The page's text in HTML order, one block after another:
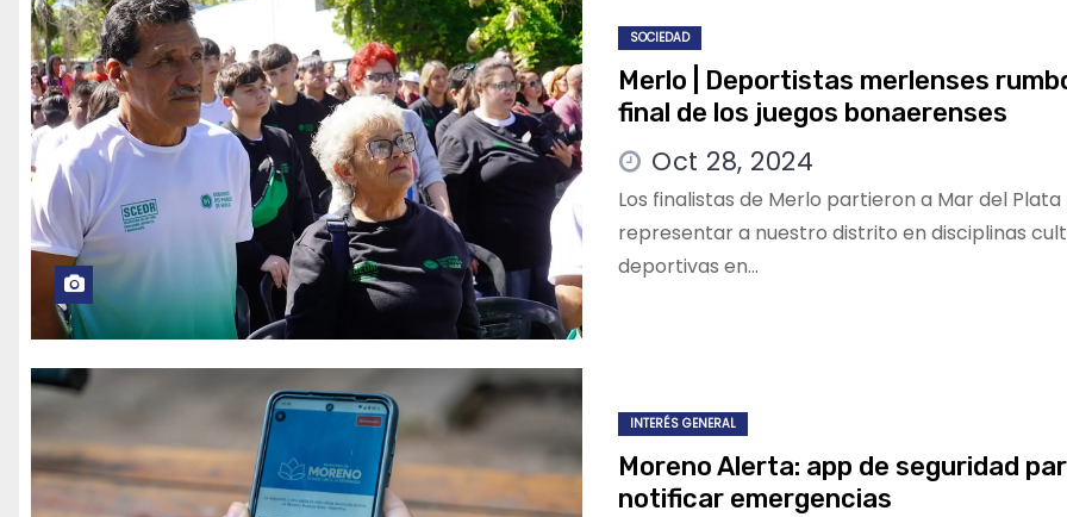
SOCIEDAD
Merlo | Deportistas merlenses
final de los juegos bonaerenses
Oct 28, 2024
Los finalistas de Merlo partieron a Mar del
representar a nuestro distrito en disciplinas
deportivas en…
INTERÉS GENERAL
Moreno Alerta: app de seguridad
notificar emergencias